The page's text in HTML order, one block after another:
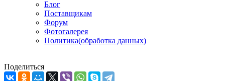
Блог
Поставщикам
Форум
Фотогалерея
Политика(обработка данных)
Поделиться